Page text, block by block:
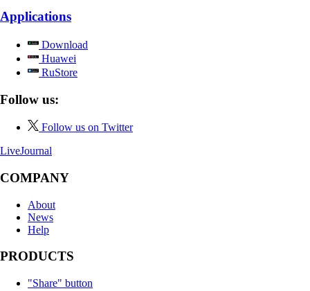
Applications
Download
Huawei
RuStore
Follow us:
Follow us on Twitter
LiveJournal
COMPANY
About
News
Help
PRODUCTS
"Share" button